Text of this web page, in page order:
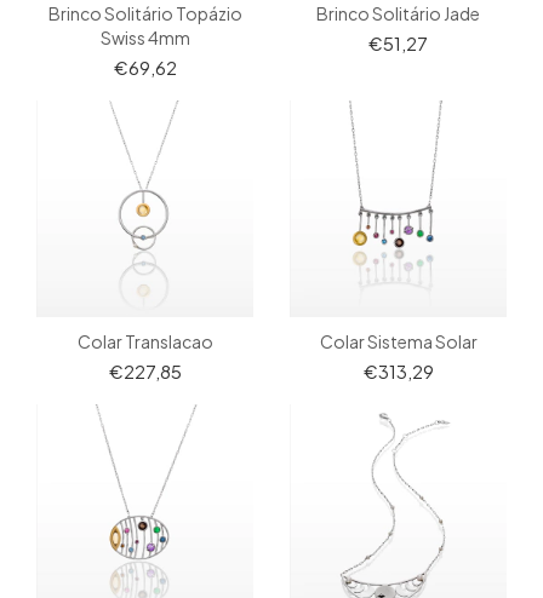
Brinco Solitário Topázio
Swiss 4mm
€69,62
Brinco Solitário Jade
€51,27
Colar Translacao
€227,85
Colar Sistema Solar
€313,29